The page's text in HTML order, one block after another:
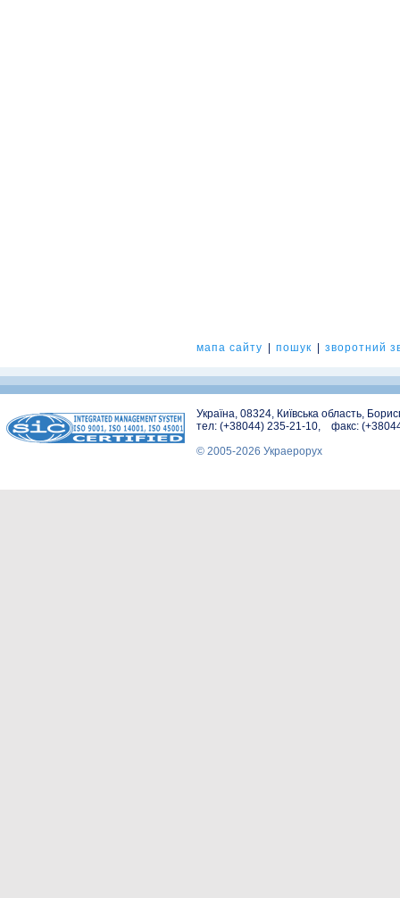
мапа сайту пошук зворотний
Україна, 08324, Київська область,
тел: (+38044) 235-21-10, факс:
© 2005-2026 Украерорух